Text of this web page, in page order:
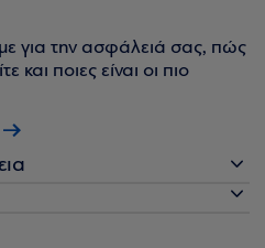
για την ασφάλειά σας, πώς
και ποιες είναι οι πιο